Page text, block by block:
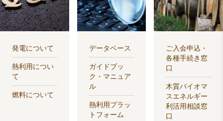
発電について
熱利用につい
て
燃料について
データベース
ガイドブッ
ク・マニュア
ル
熱利用プラッ
トフォーム
ご入会申込・
各種手続き窓
口
木質バイオマ
スエネルギー
利活用相談窓
口